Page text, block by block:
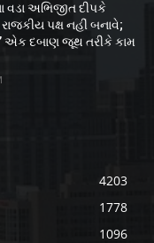
વડા અભિજીત દીપકે
પક્ષ નહીં બનાવે;
એક દબાણ જૂથ તરીકે કામ
4203
1778
1096